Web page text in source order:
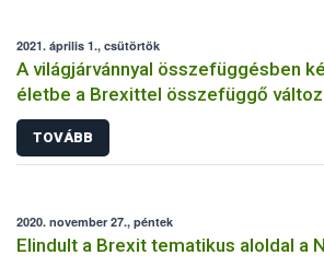
2021. április 1., csütörtök
A világjárvánnyal összefüggésben
életbe a Brexittel összefüggő
TOVÁBB
2020. november 27., péntek
Elindult a Brexit tematikus aloldal a